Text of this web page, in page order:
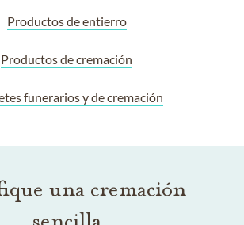
Productos de entierro
Productos de cremación
funerarios y de cremación
una cremación